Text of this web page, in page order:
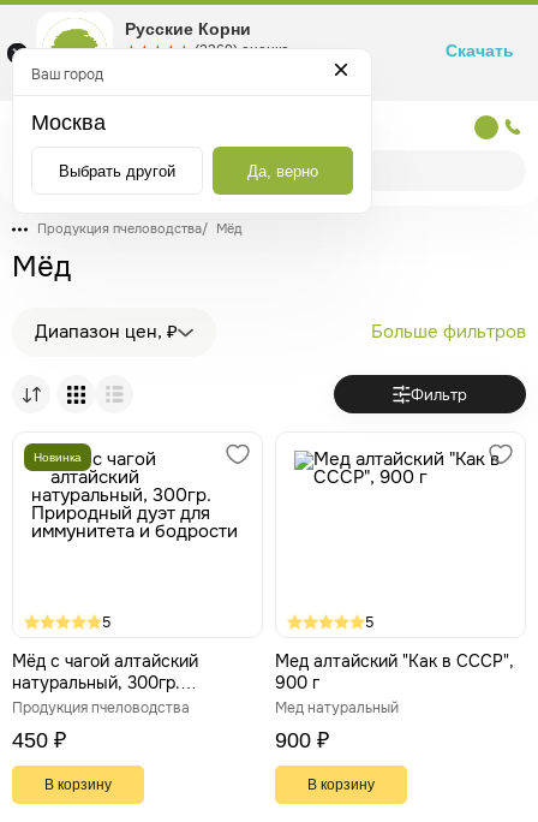
Продукция пчеловодства/ Мёд
Мёд
Диапазон цен, ₽ Больше фильтров
Фильтр
Новинка
5
Мёд с чагой алтайский
натуральный, 300гр.
Природный дуэт для
Продукция пчеловодства
450 ₽
В корзину
5
Мед алтайский "Как в СССР",
900 г
Мед натуральный
900 ₽
В корзину
Ваш город
Москва
Выбрать другой Да, верно
Русские Корни
☆☆☆☆☆
★★★★★ (2360) оценка
Маркетплейс товаров для здоровья
Скачать